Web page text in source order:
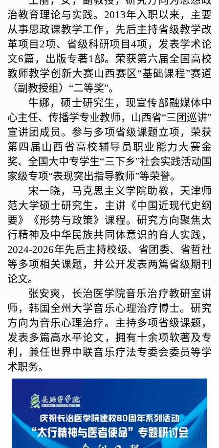
治教育理论与实践。 2013年入职以来，主要
从事思政课教学工作，先后主持省级教学改
革项目 2项、省级科研项目4项，发表学术论
文6篇，出版专著1部。荣获第六届全国高校
教师教学创新大赛山西赛区“基础课程”赛道
（副教授组）“二等奖”。
牛娜，硕士研究生，现宣传部融媒体中
心主任、传播学专业教师，山西省“三团巡讲”
宣讲团成员。参与多项省级课题立项，荣获
第四届山西省高校辅导员职业能力大赛金
奖、全国大中专学生“三下乡”社会实践活动国
家级专项“表现突出指导教师”等荣誉。
宋一晓，马克思主义学院助教，天津师
范大学硕士研究生，主讲《中国近现代史纲
要》《形势与政策》课程。研究方向聚焦太
行精神及中华民族共同体意识的育人实践，
2024-2026年先后主持校级、省团委、省哲社
等多项相关课题，并公开发表两篇省级期刊
论文。
张安爽，长治医学院音乐治疗教研室讲
师，韩国全州大学音乐心理治疗博士。研究
方向为音乐心理治疗。主持多项省级课题，
发表多篇高水平论文，拥有十余项软著及专
利，兼任世界中联音乐疗法专委会委员等学
术职务。